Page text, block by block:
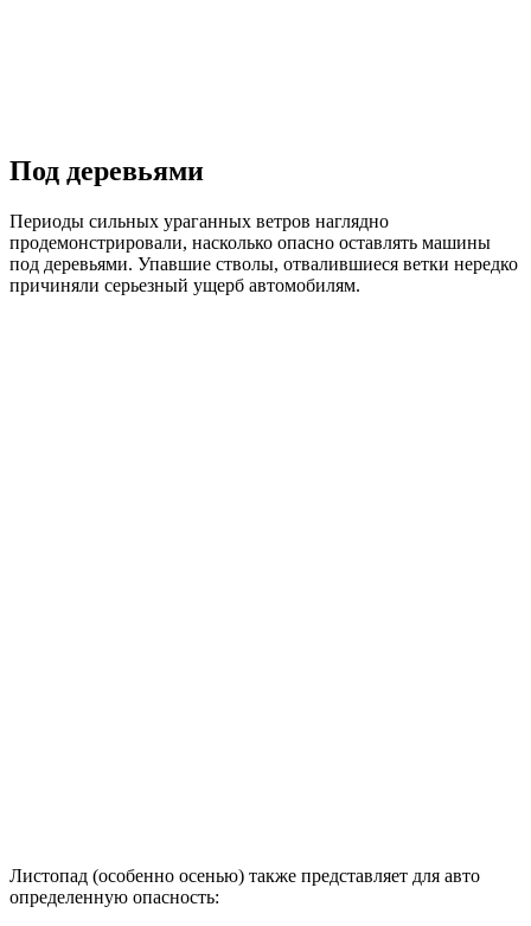
Под деревьями
Периоды сильных ураганных ветров наглядно
продемонстрировали, насколько опасно оставлять машины
под деревьями. Упавшие стволы, отвалившиеся ветки нередко
причиняли серьезный ущерб автомобилям.
Листопад (особенно осенью) также представляет для авто
определенную опасность: